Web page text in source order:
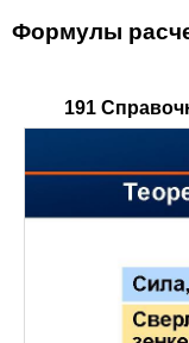
Формулы
191